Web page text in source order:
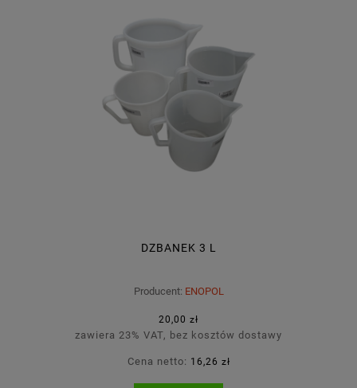
DZBANEK 3 L
Producent: ENOPOL
20,00 zł
zawiera 23% VAT, bez kosztów dostawy
Cena netto: 16,26 zł